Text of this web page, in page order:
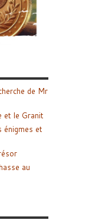
de Mr
et le Granit
énigmes et
au